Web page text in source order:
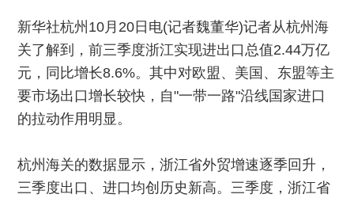
新华社杭州10月20日电(记者魏董华)记者从杭州海
关了解到，前三季度浙江实现进出口总值2.44万亿
元，同比增长8.6%。其中对欧盟、美国、东盟等主
要市场出口增长较快，自"一带一路"沿线国家进口
的拉动作用明显。
杭州海关的数据显示，浙江省外贸增速逐季回升，
三季度出口、进口均创历史新高。三季度，浙江省